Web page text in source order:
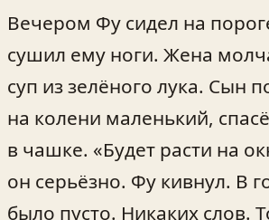
Вечером Фу сидел на
сушил ему ноги. Жена
суп из зелёного лука. Сын
на колени маленький,
в чашке. «Будет расти на
он серьёзно. Фу кивнул. В
было пусто. Никаких слов.